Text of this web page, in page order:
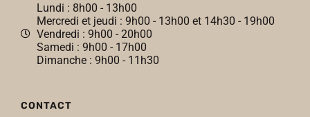
Lundi : 8h00 - 13h00
Mercredi et jeudi : 9h00 - 13h00 et 14h30 - 19h00
Vendredi : 9h00 - 20h00
Samedi : 9h00 - 17h00
Dimanche : 9h00 - 11h30
CONTACT